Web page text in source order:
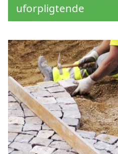
uforpligtende